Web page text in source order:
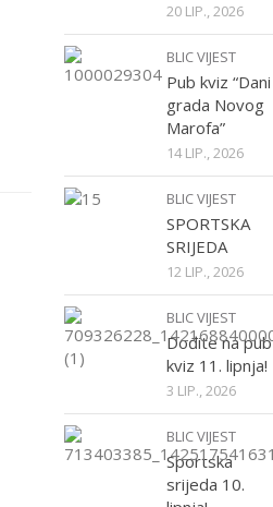
20 LIP., 2026
BLIC VIJEST
Pub kviz “Dani
grada Novog
Marofa”
14 LIP., 2026
BLIC VIJEST
SPORTSKA
SRIJEDA
12 LIP., 2026
BLIC VIJEST
Dođite na pub
kviz 11. lipnja!
3 LIP., 2026
BLIC VIJEST
Sportska
srijeda 10.